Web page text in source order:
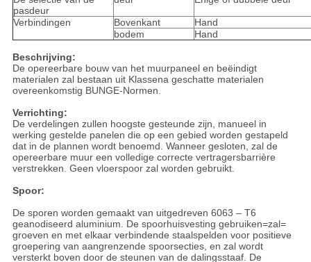
pasdeur
Verbindingen Bovenkant
Hand
bodem
Hand
Beschrijving:
De opereerbare bouw van het muurpaneel en beëindigt
materialen zal bestaan uit Klassena geschatte materialen
overeenkomstig BUNGE-Normen.
Verrichting:
De verdelingen zullen hoogste gesteunde zijn, manueel in
werking gestelde panelen die op een gebied worden gestapeld
dat in de plannen wordt benoemd. Wanneer gesloten, zal de
opereerbare muur een volledige correcte vertragersbarrière
verstrekken. Geen vloerspoor zal worden gebruikt.
Spoor:
De sporen worden gemaakt van uitgedreven 6063 – T6
geanodiseerd aluminium. De spoorhuisvesting gebruiken=zal=
groeven en met elkaar verbindende staalspelden voor positieve
groepering van aangrenzende spoorsecties, en zal wordt
versterkt boven door de steunen van de dalingsstaaf. De